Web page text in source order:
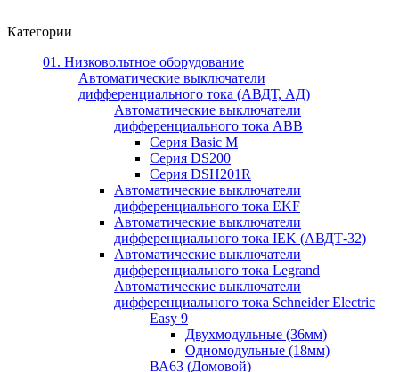
Категории
01. Низковольтное оборудование
Автоматические выключатели
дифференциального тока (АВДТ, АД)
Автоматические выключатели
дифференциального тока ABB
Серия Basic M
Серия DS200
Серия DSH201R
Автоматические выключатели
дифференциального тока EKF
Автоматические выключатели
дифференциального тока IEK (АВДТ-32)
Автоматические выключатели
дифференциального тока Legrand
Автоматические выключатели
дифференциального тока Schneider Electric
Easy 9
Двухмодульные (36мм)
Одномодульные (18мм)
ВА63 (Домовой)